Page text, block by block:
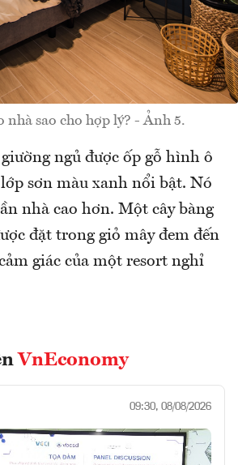
nhà sao cho hợp lý? - Ảnh 5.
ngủ được ốp gỗ hình ô
sơn màu xanh nổi bật. Nó
nhà cao hơn. Một cây bàng
đặt trong giỏ mây đem đến
giác của một resort nghỉ
VnEconomy
09:30, 08/08/2026